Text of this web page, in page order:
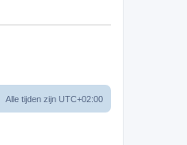
Alle tijden zijn UTC+02:00